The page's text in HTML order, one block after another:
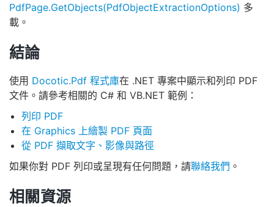
PdfPage.GetObjects(PdfObjectExtractionOptions) 多
載。
結論
使用 Docotic.Pdf 程式庫在 .NET 專案中顯示和列印 PDF
文件。請參考相關的 C# 和 VB.NET 範例：
列印 PDF
在 Graphics 上繪製 PDF 頁面
從 PDF 擷取文字、影像與路徑
如果你對 PDF 列印或呈現有任何問題，請聯絡我們 。
相關資源